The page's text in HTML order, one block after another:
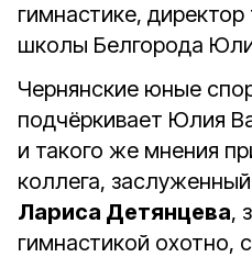
гимнастике,
школы Белгорода
Чернянские юные
подчёркивает Юлия
и такого же мнения
коллега,
Лариса Детянцева,
гимнастикой